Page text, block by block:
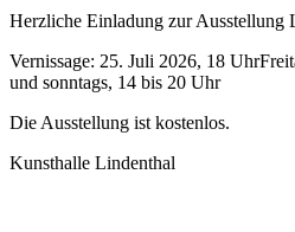
Herzliche Einladung zur Ausstellung
Vernissage: 25. Juli 2026, 18
und sonntags, 14 bis 20 Uhr
Die Ausstellung ist kostenlos.
Kunsthalle Lindenthal